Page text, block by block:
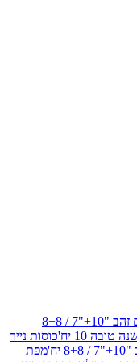
סט צלחות שנה טובה קרם זהב "10+"7 / 8+8
כוסות נייר
מפת